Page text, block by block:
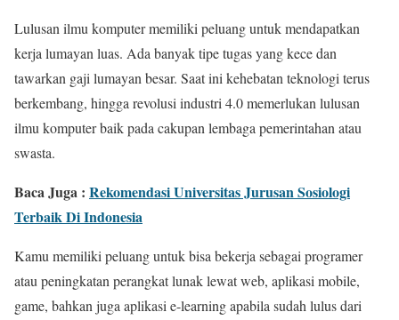
Lulusan ilmu komputer memiliki peluang untuk mendapatkan
kerja lumayan luas. Ada banyak tipe tugas yang kece dan
tawarkan gaji lumayan besar. Saat ini kehebatan teknologi terus
berkembang, hingga revolusi industri 4.0 memerlukan lulusan
ilmu komputer baik pada cakupan lembaga pemerintahan atau
swasta.
Baca Juga : Rekomendasi Universitas Jurusan Sosiologi
Terbaik Di Indonesia
Kamu memiliki peluang untuk bisa bekerja sebagai programer
atau peningkatan perangkat lunak lewat web, aplikasi mobile,
game, bahkan juga aplikasi e-learning apabila sudah lulus dari